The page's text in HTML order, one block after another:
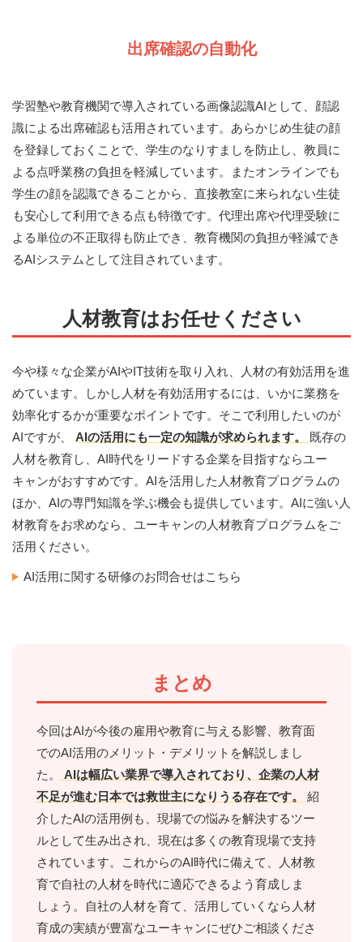
出席確認の自動化
学習塾や教育機関で導入されている画像認識AIとして、顔認
識による出席確認も活用されています。あらかじめ生徒の顔
を登録しておくことで、学生のなりすましを防止し、教員に
よる点呼業務の負担を軽減しています。またオンラインでも
学生の顔を認識できることから、直接教室に来られない生徒
も安心して利用できる点も特徴です。代理出席や代理受験に
よる単位の不正取得も防止でき、教育機関の負担が軽減でき
るAIシステムとして注目されています。
人材教育はお任せください
今や様々な企業がAIやIT技術を取り入れ、人材の有効活用を進
めています。しかし人材を有効活用するには、いかに業務を
効率化するかが重要なポイントです。そこで利用したいのが
AIですが、 AIの活用にも一定の知識が求められます。 既存の
人材を教育し、AI時代をリードする企業を目指すならユー
キャンがおすすめです。AIを活用した人材教育プログラムの
ほか、AIの専門知識を学ぶ機会も提供しています。AIに強い人
材教育をお求めなら、ユーキャンの人材教育プログラムをご
活用ください。
AI活用に関する研修のお問合せはこちら
まとめ
今回はAIが今後の雇用や教育に与える影響、教育面
でのAI活用のメリット・デメリットを解説しまし
た。
AIは幅広い業界で導入されており、企業の人材
不足が進む日本では救世主になりうる存在です。
紹
介したAIの活用例も、現場での悩みを解決するツー
ルとして生み出され、現在は多くの教育現場で支持
されています。これからのAI時代に備えて、人材教
育で自社の人材を時代に適応できるよう育成しま
しょう。自社の人材を育て、活用していくなら人材
育成の実績が豊富なユーキャンにぜひご相談くださ